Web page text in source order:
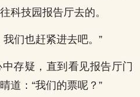
科技园报告厅去的。
们也赶紧进去吧。”
存疑，直到看见报告厅门
道：“我们的票呢？”